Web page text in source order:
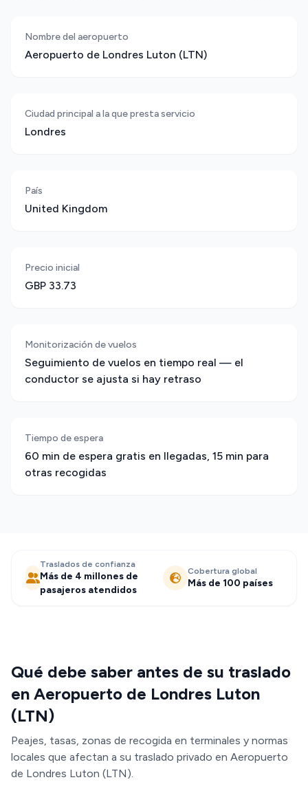
Nombre del aeropuerto
Aeropuerto de Londres Luton (LTN)
Ciudad principal a la que presta servicio
Londres
País
United Kingdom
Precio inicial
GBP 33.73
Monitorización de vuelos
Seguimiento de vuelos en tiempo real — el
conductor se ajusta si hay retraso
Tiempo de espera
60 min de espera gratis en llegadas, 15 min para
otras recogidas
Traslados de confianza
Más de 4 millones de
pasajeros atendidos
Cobertura global
Más de 100 países
Qué debe saber antes de su traslado
en Aeropuerto de Londres Luton
(LTN)
Peajes, tasas, zonas de recogida en terminales y normas
locales que afectan a su traslado privado en Aeropuerto
de Londres Luton (LTN).